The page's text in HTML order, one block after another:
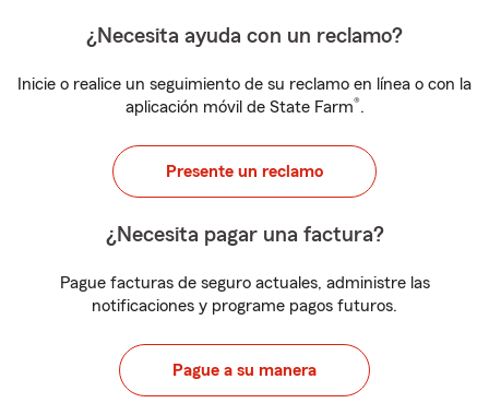
¿Necesita ayuda con un reclamo?
Inicie o realice un seguimiento de su reclamo en línea o con la
aplicación móvil de State Farm®.
Presente un reclamo
¿Necesita pagar una factura?
Pague facturas de seguro actuales, administre las
notificaciones y programe pagos futuros.
Pague a su manera